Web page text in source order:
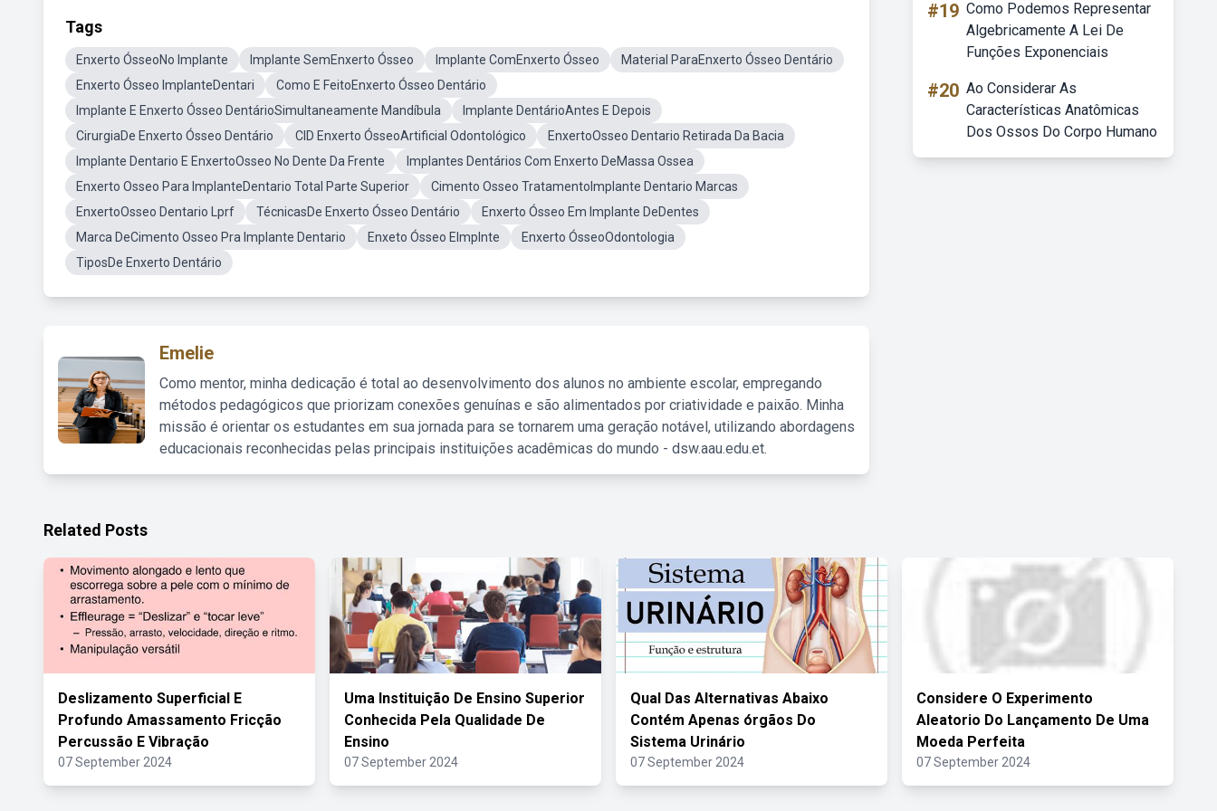
Tags
Enxerto ÓsseoNo Implante Implante SemEnxerto Ósseo Implante ComEnxerto Ósseo
Material ParaEnxerto Ósseo Dentário
Enxerto Ósseo ImplanteDentari
Como E FeitoEnxerto Ósseo Dentário
Implante E Enxerto Ósseo DentárioSimultaneamente Mandíbula
Implante DentárioAntes E Depois
CirurgiaDe Enxerto Ósseo Dentário
CID Enxerto ÓsseoArtificial Odontológico
EnxertoOsseo Dentario Retirada Da Bacia
Implante Dentario E EnxertoOsseo No Dente Da Frente
Implantes Dentários Com Enxerto DeMassa Ossea
Enxerto Osseo Para ImplanteDentario Total Parte Superior
Cimento Osseo TratamentoImplante Dentario Marcas
EnxertoOsseo Dentario Lprf
TécnicasDe Enxerto Ósseo Dentário
Enxerto Ósseo Em Implante DeDentes
Marca DeCimento Osseo Pra Implante Dentario
Enxeto Ósseo EImplnte
Enxerto ÓsseoOdontologia
TiposDe Enxerto Dentário
Emelie
Como mentor, minha dedicação é total ao desenvolvimento dos alunos no ambiente escolar, empregando
métodos pedagógicos que priorizam conexões genuínas e são alimentados por criatividade e paixão. Minha
missão é orientar os estudantes em sua jornada para se tornarem uma geração notável, utilizando abordagens
educacionais reconhecidas pelas principais instituições acadêmicas do mundo - dsw.aau.edu.et.
#19 Como Podemos Representar
Algebricamente A Lei De
Funções Exponenciais
#20 Ao Considerar As
Características Anatômicas
Dos Ossos Do Corpo Humano
Related Posts
Deslizamento Superficial E
Profundo Amassamento Fricção
Percussão E Vibração
07 September 2024
Uma Instituição De Ensino Superior
Conhecida Pela Qualidade De
Ensino
07 September 2024
Qual Das Alternativas Abaixo
Contém Apenas órgãos Do
Sistema Urinário
07 September 2024
Considere O Experimento
Aleatorio Do Lançamento De Uma
Moeda Perfeita
07 September 2024